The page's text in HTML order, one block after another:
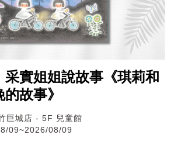
采實姐姐說故事《琪莉和
故事》
巨城店 - 5F 兒童館
09~2026/08/09